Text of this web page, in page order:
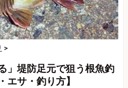
>
」堤防足元で狙う根魚釣
エサ・釣り方】